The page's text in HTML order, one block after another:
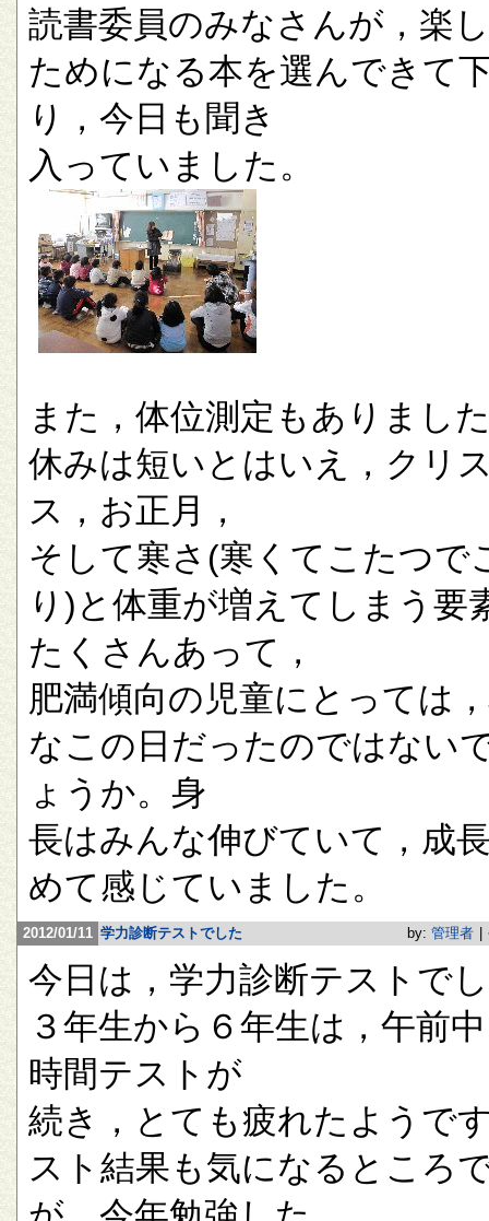
読書委員のみなさんが，楽
ためになる本を選んできて
り，今日も聞き
入っていました。
また，体位測定もありまし
休みは短いとはいえ，クリ
ス，お正月，
そして寒さ(寒くてこたつで
り)と体重が増えてしまう要
たくさんあって，
肥満傾向の児童にとっては
なこの日だったのではない
ょうか。身
長はみんな伸びていて，成
めて感じていました。
2012/01/11 学力診断テストでした by: 管理者
今日は，学力診断テストで
３年生から６年生は，午前
時間テストが
続き，とても疲れたようで
スト結果も気になるところ